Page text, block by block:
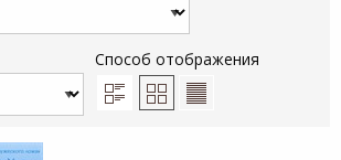
Способ отображения